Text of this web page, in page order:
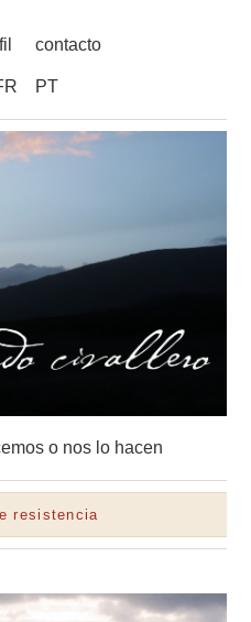
contacto
PT
o nos lo hacen
resistencia